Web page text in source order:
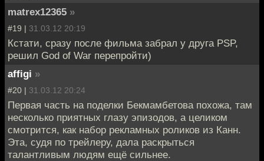
matrex12365 »
#19 | 31.03.12 20:19
Кстати, сразу после фильма забрал у друга PSP,
решил God of War перепройти)
affigi »
#20 | 31.03.12 20:24
Первая часть на поделки Бекмамбетова похожа, там
несколько приятных глазу эпизодов, а целиком
смотрится, как набор рекламных роликов из Канн.
Эта, судя по трейлеру, дала раскрыться
талантливым людям ещё сильнее.